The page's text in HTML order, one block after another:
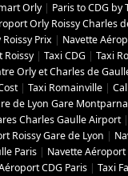
Orly| Paris to CDG by
Orly Roissy Charles
Prix | Navette
Roissy| Taxi CDG | Taxi
Orly et Charles de
| Taxi Romainville |
de Lyon Gare
Charles Gaulle Airport|
Roissy Gare de Lyon |
Paris | Navette Aéroport
CDG Paris | Taxi